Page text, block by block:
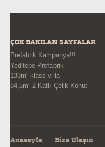
ÇOK BAKILAN SAYFALAR
Prefabrik Kampanya!!!
Yeditepe Prefabrik
133m² klass villa
84,5m² 2 Katlı Çelik Konut
Anasayfa Bize Ulaşın